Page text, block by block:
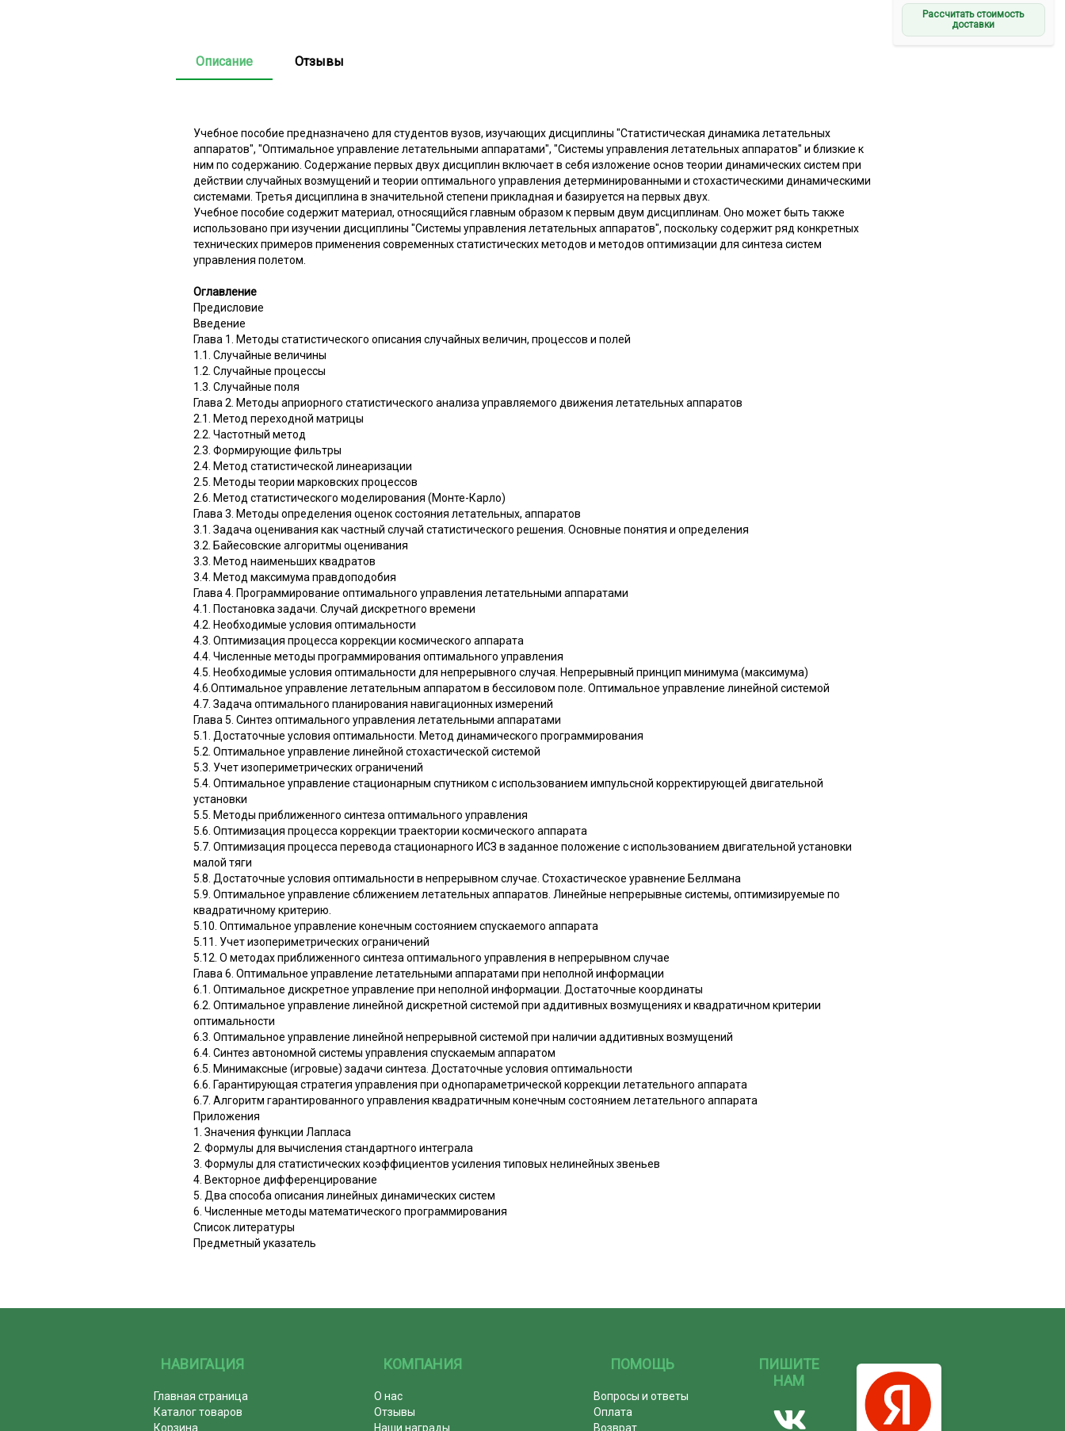
Рассчитать стоимость
доставки
Описание Отзывы
Учебное пособие предназначено для студентов вузов, изучающих дисциплины "Статистическая динамика летательных
аппаратов", "Оптимальное управление летательными аппаратами", "Системы управления летательных аппаратов" и близкие к
ним по содержанию. Содержание первых двух дисциплин включает в себя изложение основ теории динамических систем при
действии случайных возмущений и теории оптимального управления детерминированными и стохастическими динамическими
системами. Третья дисциплина в значительной степени прикладная и базируется на первых двух.
Учебное пособие содержит материал, относящийся главным образом к первым двум дисциплинам. Оно может быть также
использовано при изучении дисциплины "Системы управления летательных аппаратов", поскольку содержит ряд конкретных
технических примеров применения современных статистических методов и методов оптимизации для синтеза систем
управления полетом.
Оглавление
Предисловие
Введение
Глава 1. Методы статистического описания случайных величин, процессов и полей
1.1. Случайные величины
1.2. Случайные процессы
1.3. Случайные поля
Глава 2. Методы априорного статистического анализа управляемого движения летательных аппаратов
2.1. Метод переходной матрицы
2.2. Частотный метод
2.3. Формирующие фильтры
2.4. Метод статистической линеаризации
2.5. Методы теории марковских процессов
2.6. Метод статистического моделирования (Монте-Карло)
Глава 3. Методы определения оценок состояния летательных, аппаратов
3.1. Задача оценивания как частный случай статистического решения. Основные понятия и определения
3.2. Байесовские алгоритмы оценивания
3.3. Метод наименьших квадратов
3.4. Метод максимума правдоподобия
Глава 4. Программирование оптимального управления летательными аппаратами
4.1. Постановка задачи. Случай дискретного времени
4.2. Необходимые условия оптимальности
4.3. Оптимизация процесса коррекции космического аппарата
4.4. Численные методы программирования оптимального управления
4.5. Необходимые условия оптимальности для непрерывного случая. Непрерывный принцип минимума (максимума)
4.6.Оптимальное управление летательным аппаратом в бессиловом поле. Оптимальное управление линейной системой
4.7. Задача оптимального планирования навигационных измерений
Глава 5. Синтез оптимального управления летательными аппаратами
5.1. Достаточные условия оптимальности. Метод динамического программирования
5.2. Оптимальное управление линейной стохастической системой
5.3. Учет изопериметрических ограничений
5.4. Оптимальное управление стационарным спутником с использованием импульсной корректирующей двигательной
установки
5.5. Методы приближенного синтеза оптимального управления
5.6. Оптимизация процесса коррекции траектории космического аппарата
5.7. Оптимизация процесса перевода стационарного ИСЗ в заданное положение с использованием двигательной установки
малой тяги
5.8. Достаточные условия оптимальности в непрерывном случае. Стохастическое уравнение Беллмана
5.9. Оптимальное управление сближением летательных аппаратов. Линейные непрерывные системы, оптимизируемые по
квадратичному критерию.
5.10. Оптимальное управление конечным состоянием спускаемого аппарата
5.11. Учет изопериметрических ограничений
5.12. О методах приближенного синтеза оптимального управления в непрерывном случае
Глава 6. Оптимальное управление летательными аппаратами при неполной информации
6.1. Оптимальное дискретное управление при неполной информации. Достаточные координаты
6.2. Оптимальное управление линейной дискретной системой при аддитивных возмущениях и квадратичном критерии
оптимальности
6.3. Оптимальное управление линейной непрерывной системой при наличии аддитивных возмущений
6.4. Синтез автономной системы управления спускаемым аппаратом
6.5. Минимаксные (игровые) задачи синтеза. Достаточные условия оптимальности
6.6. Гарантирующая стратегия управления при однопараметрической коррекции летательного аппарата
6.7. Алгоритм гарантированного управления квадратичным конечным состоянием летательного аппарата
Приложения
1. Значения функции Лапласа
2. Формулы для вычисления стандартного интеграла
3. Формулы для статистических коэффициентов усиления типовых нелинейных звеньев
4. Векторное дифференцирование
5. Два способа описания линейных динамических систем
6. Численные методы математического программирования
Список литературы
Предметный указатель
НАВИГАЦИЯ
Главная страница
Каталог товаров
Корзина
КОМПАНИЯ
О нас
Отзывы
Наши награды
ПОМОЩЬ
Вопросы и ответы
Оплата
Возврат
ПИШИТЕ
НАМ